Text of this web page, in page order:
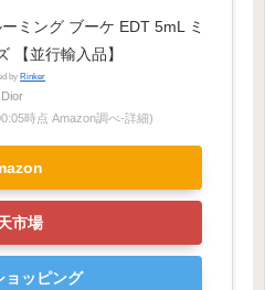
ミング ブーケ EDT 5mL ミ
【並行輸入品】
byRinker
Dior
時点 Amazon調べ-詳細)
市場
ッピング